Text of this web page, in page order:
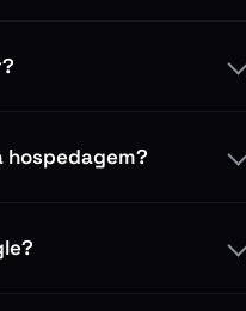
hospedagem?